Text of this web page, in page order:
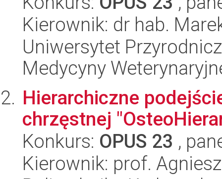
Kierownik: dr hab.
Uniwersytet
Medycyny
Hierarchiczne
chrzęstnej
Konkurs: OPUS 23 ,
Kierownik: prof.